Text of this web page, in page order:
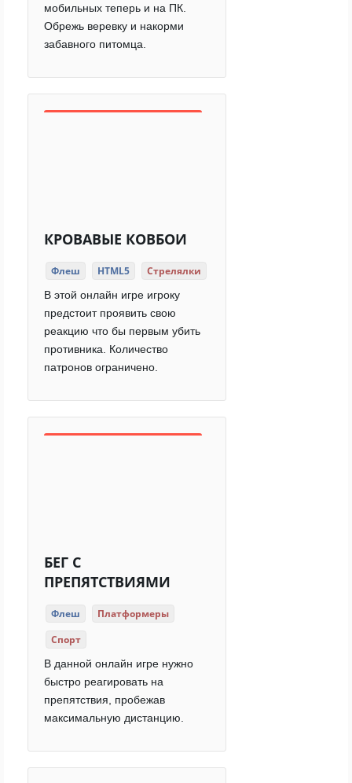
мобильных теперь и на ПК.
Обрежь веревку и накорми
забавного питомца.
КРОВАВЫЕ КОВБОИ
Флеш HTML5 Стрелялки
В этой онлайн игре игроку
предстоит проявить свою
реакцию что бы первым убить
противника. Количество
патронов ограничено.
БЕГ С
ПРЕПЯТСТВИЯМИ
Флеш
Платформеры
Спорт
В данной онлайн игре нужно
быстро реагировать на
препятствия, пробежав
максимальную дистанцию.